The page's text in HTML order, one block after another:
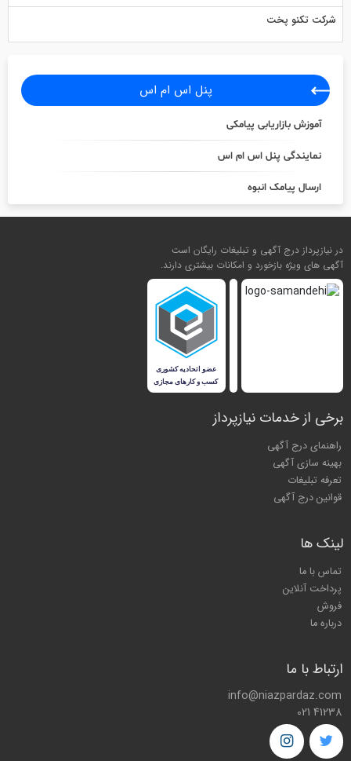
شرکت تکنو پخت
پنل اس ام اس
آموزش بازاریابی پیامکی
نمایندگی پنل اس ام اس
ارسال پیامک انبوه
در نیازپرداز درج آگهی و تبلیغات رایگان است
آگهی های ویژه بازخورد و امکانات بیشتری دارند.
برخی از خدمات نیازپرداز
راهنمای درج آگهی
بهینه سازی آگهی
تعرفه تبلیغات
قوانین درج آگهی
لینک ها
تماس با ما
پرداخت آنلاین
فروش
درباره ما
ارتباط با ما
info@niazpardaz.com
021 41238